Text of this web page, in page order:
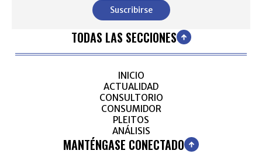
Suscribirse
TODAS LAS SECCIONES
INICIO
ACTUALIDAD
CONSULTORIO
CONSUMIDOR
PLEITOS
ANÁLISIS
MANTÉNGASE CONECTADO